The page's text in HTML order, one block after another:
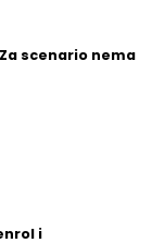
Za scenario nema
i